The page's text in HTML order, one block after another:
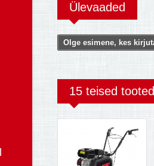
Ülevaaded
Olge esimene, kes
15 teised